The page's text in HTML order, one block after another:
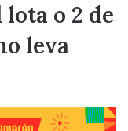
lota o 2 de
leva